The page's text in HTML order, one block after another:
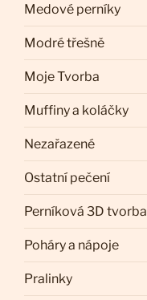
Medové perníky
Modré třešně
Moje Tvorba
Muffiny a koláčky
Nezařazené
Ostatní pečení
Perníková 3D tvorba
Poháry a nápoje
Pralinky